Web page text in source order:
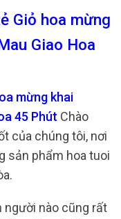
Giỏ hoa mừng
Giao Hoa
mừng khai
45 Phút Chào
của chúng tôi, nơi
sản phẩm hoa tuoi
người nào cũng rất